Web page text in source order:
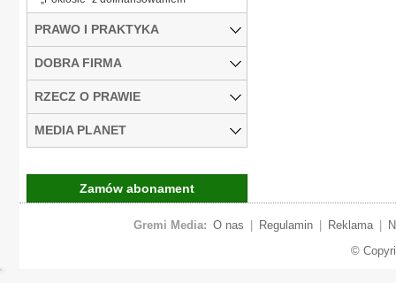
PRAWO I PRAKTYKA
DOBRA FIRMA
RZECZ O PRAWIE
MEDIA PLANET
Zamów abonament
Gremi Media: O nas Regulamin Reklama
©